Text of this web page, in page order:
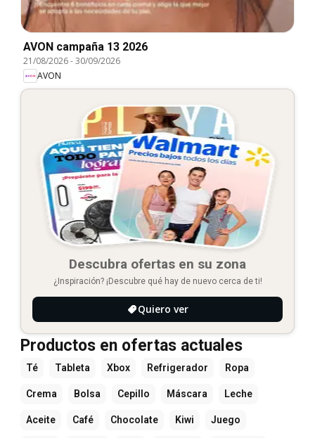
AVON campaña 13 2026
21/08/2026-30/09/2026
AVON
Descubra ofertas en su zona
¿Inspiración? ¡Descubre qué hay de nuevo cerca de ti!
Quiero ver
Productos en ofertas actuales
Té Tableta Xbox Refrigerador Ropa
Crema Bolsa Cepillo Máscara Leche
Aceite Café Chocolate Kiwi Juego